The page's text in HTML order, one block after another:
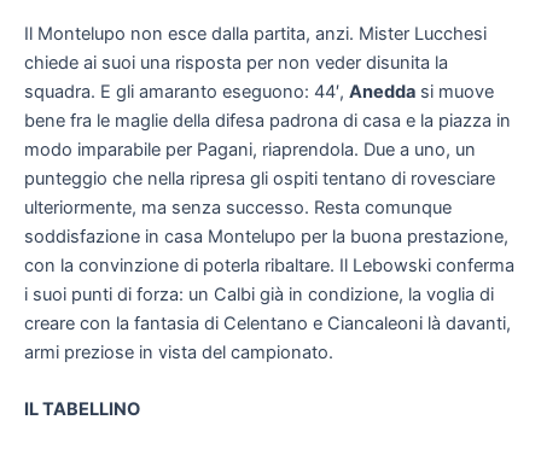
Il Montelupo non esce dalla partita, anzi. Mister Lucchesi
chiede ai suoi una risposta per non veder disunita la
squadra. E gli amaranto eseguono: 44′, Anedda si muove
bene fra le maglie della difesa padrona di casa e la piazza in
modo imparabile per Pagani, riaprendola. Due a uno, un
punteggio che nella ripresa gli ospiti tentano di rovesciare
ulteriormente, ma senza successo. Resta comunque
soddisfazione in casa Montelupo per la buona prestazione,
con la convinzione di poterla ribaltare. Il Lebowski conferma
i suoi punti di forza: un Calbi già in condizione, la voglia di
creare con la fantasia di Celentano e Ciancaleoni là davanti,
armi preziose in vista del campionato.
IL TABELLINO